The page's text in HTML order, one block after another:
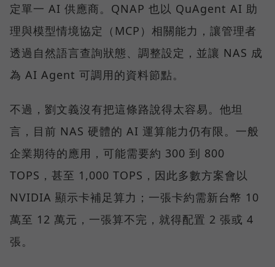
定單一 AI 供應商。QNAP 也以 QuAgent AI 助
理與模型情境協定（MCP）相關能力，讓管理者
透過自然語言查詢狀態、調整設定，並讓 NAS 成
為 AI Agent 可調用的資料節點。
不過，劉文義沒有把這條路說得太容易。他坦
言，目前 NAS 硬體的 AI 運算能力仍有限。一般
企業期待的應用，可能需要約 300 到 800
TOPS，甚至 1,000 TOPS，因此多數方案會以
NVIDIA 顯示卡補足算力；一張卡約需新台幣 10
萬至 12 萬元，一張算不完，就得配置 2 張或 4
張。